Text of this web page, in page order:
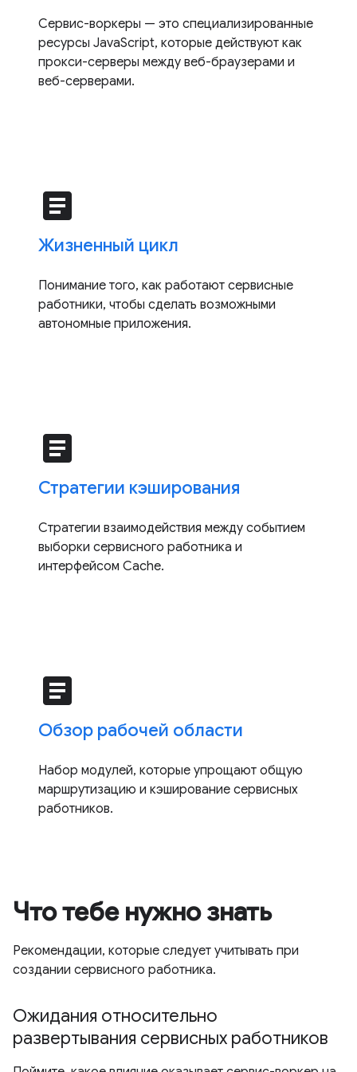
Сервис-воркеры — это специализированные
ресурсы JavaScript, которые действуют как
прокси-серверы между веб-браузерами и
веб-серверами.
article
Жизненный цикл
Понимание того, как работают сервисные
работники, чтобы сделать возможными
автономные приложения.
article
Стратегии кэширования
Стратегии взаимодействия между событием
выборки сервисного работника и
интерфейсом Cache.
article
Обзор рабочей области
Набор модулей, которые упрощают общую
маршрутизацию и кэширование сервисных
работников.
Что тебе нужно знать
Рекомендации, которые следует учитывать при
создании сервисного работника.
Ожидания относительно
развертывания сервисных работников